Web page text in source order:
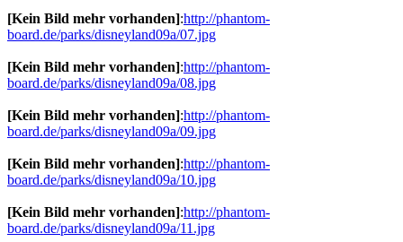
[Kein Bild mehr vorhanden]:http://phantom-
board.de/parks/disneyland09a/07.jpg
[Kein Bild mehr vorhanden]:http://phantom-
board.de/parks/disneyland09a/08.jpg
[Kein Bild mehr vorhanden]:http://phantom-
board.de/parks/disneyland09a/09.jpg
[Kein Bild mehr vorhanden]:http://phantom-
board.de/parks/disneyland09a/10.jpg
[Kein Bild mehr vorhanden]:http://phantom-
board.de/parks/disneyland09a/11.jpg